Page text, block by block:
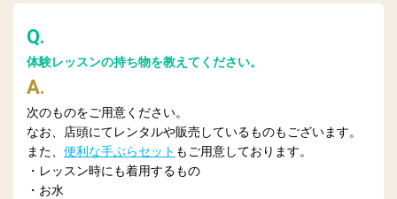
Q.
体験レッスンの持ち物を教えてください。
A.
次のものをご用意ください。
なお、店頭にてレンタルや販売しているものもございます。
また、 便利な手ぶらセット もご用意しております。
・レッスン時にも着用するもの
・お水